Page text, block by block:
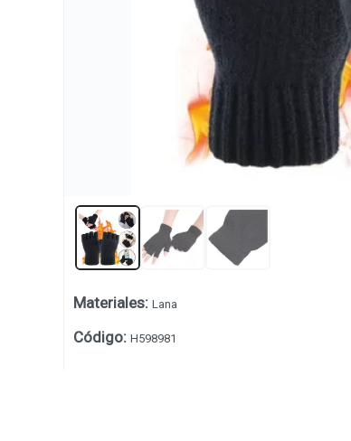
Materiales: Lana
Código: H598981